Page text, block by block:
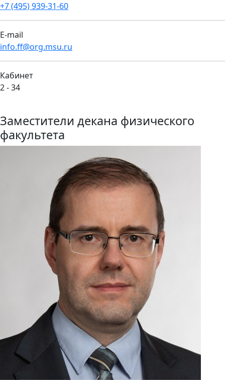
+7 (495) 939-31-60
E-mail
info.ff@org.msu.ru
Кабинет
2 - 34
Заместители декана физического
факультета